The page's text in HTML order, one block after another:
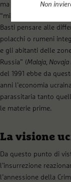
ma anche sociale con
“miste” dentro un
Basti pensare alle
polacchi o rumeni
e gli abitanti delle
Russia” (Malaja, Novaja
del 1991 ebbe da
anni l’economia
parassitaria tanto
le materie prime.
La visione
Da questo punto di
l’insurrezione
l’annessione della
Non